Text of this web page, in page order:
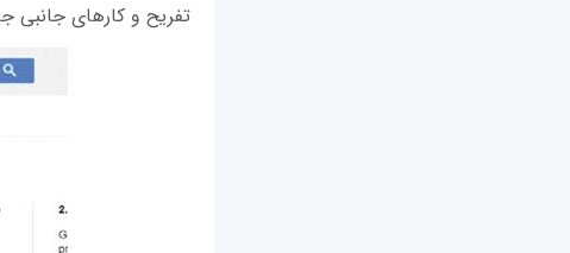
تفریح و کارهای جانبی